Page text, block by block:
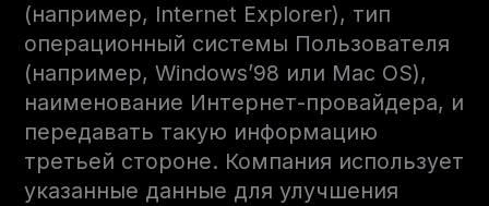
(например, Internet Explorer), тип
операционный системы Пользователя
(например, Windows’98 или Mac OS),
наименование Интернет-провайдера, и
передавать такую информацию
третьей стороне. Компания использует
указанные данные для улучшения